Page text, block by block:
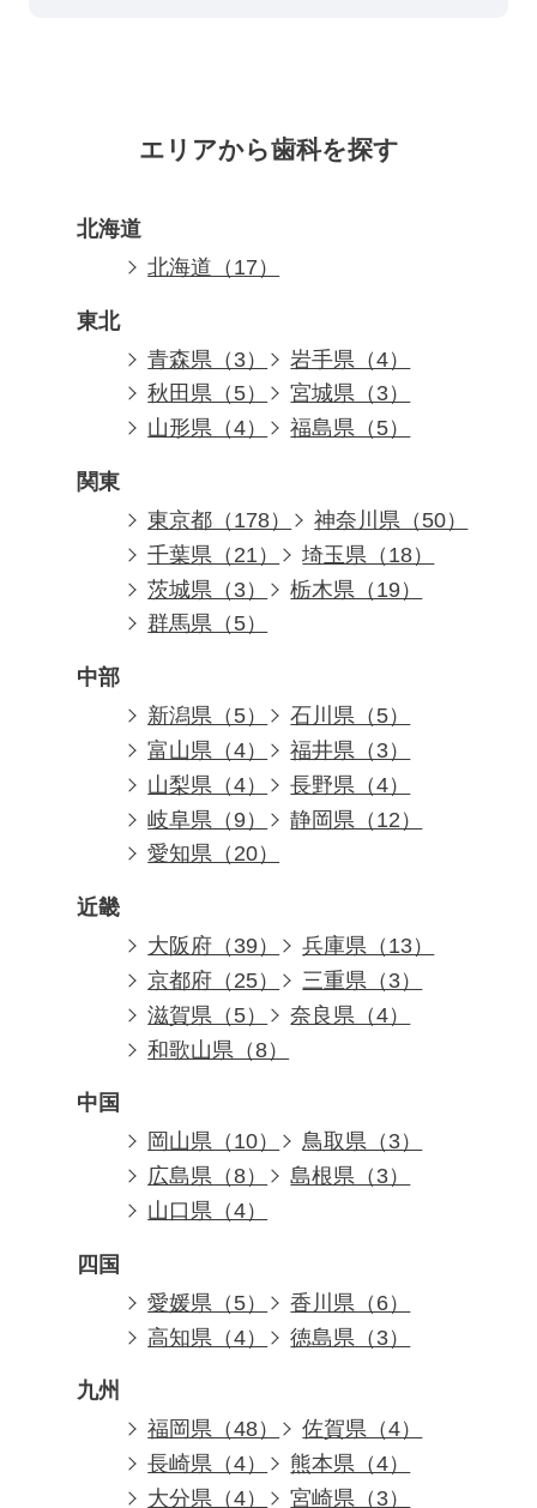
エリアから歯科を探す
北海道
北海道（17）
東北
青森県（3）
岩手県（4）
秋田県（5）
宮城県（3）
山形県（4）
福島県（5）
関東
東京都（178）
神奈川県（50）
千葉県（21）
埼玉県（18）
茨城県（3）
栃木県（19）
群馬県（5）
中部
新潟県（5）
石川県（5）
富山県（4）
福井県（3）
山梨県（4）
長野県（4）
岐阜県（9）
静岡県（12）
愛知県（20）
近畿
大阪府（39）
兵庫県（13）
京都府（25）
三重県（3）
滋賀県（5）
奈良県（4）
和歌山県（8）
中国
岡山県（10）
鳥取県（3）
広島県（8）
島根県（3）
山口県（4）
四国
愛媛県（5）
香川県（6）
高知県（4）
徳島県（3）
九州
福岡県（48）
佐賀県（4）
長崎県（4）
熊本県（4）
大分県（4）
宮崎県（3）